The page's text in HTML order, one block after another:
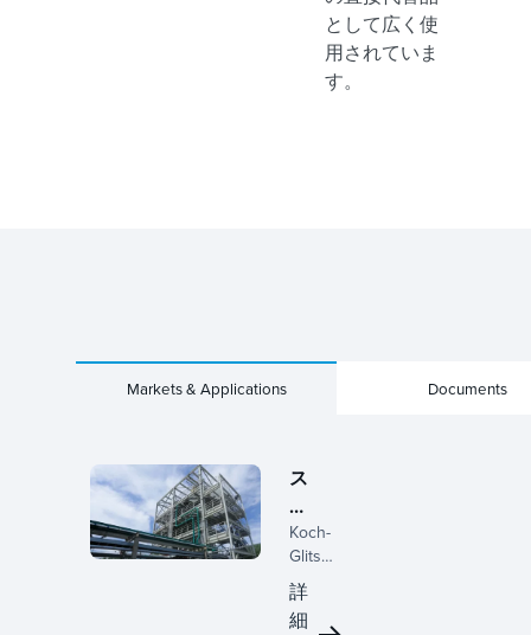
として広く使
用されていま
す。
Markets & Applications Documents
ス
ペ
シ
ャ
リ
テ
Koch-
Glitsch
は、特
殊化学
処理の
詳
細